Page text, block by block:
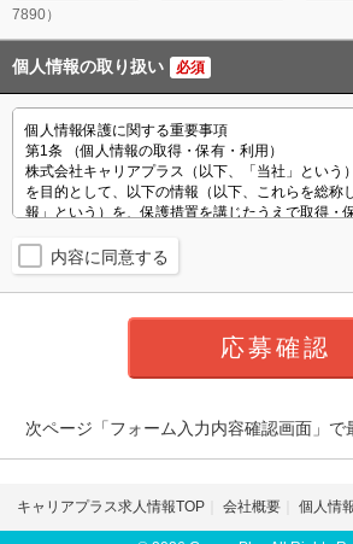
7890）
個人情報の取り扱い 必須
内容に同意する
次ページ「フォーム入力内容確認画面」で
キャリアプラス求人情報TOP 会社概要 個人情